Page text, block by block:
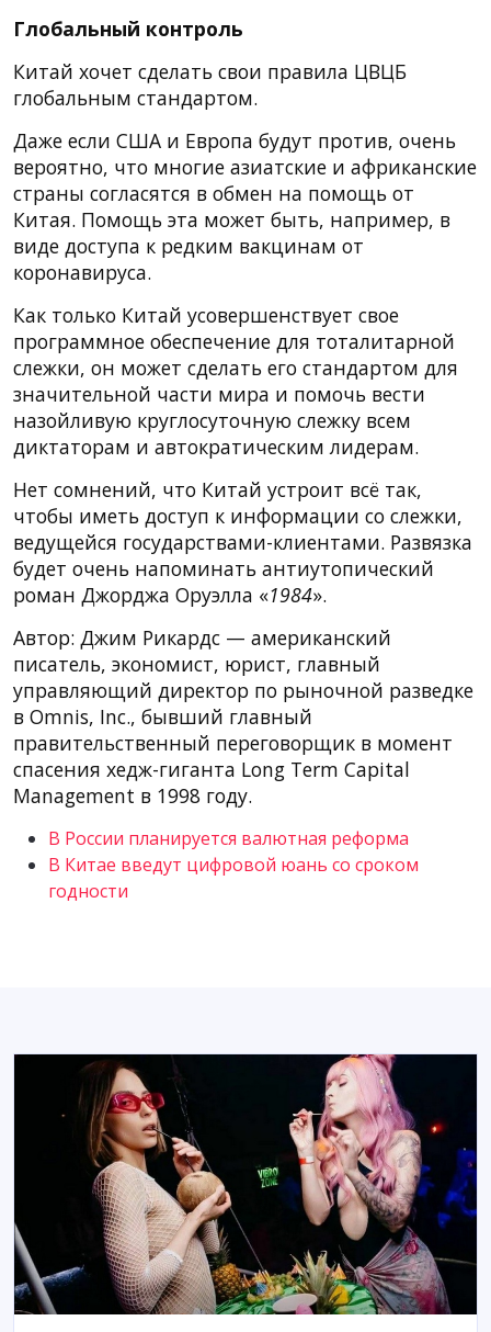
Глобальный контроль
Китай хочет сделать свои правила ЦВЦБ
глобальным стандартом.
Даже если США и Европа будут против, очень
вероятно, что многие азиатские и африканские
страны согласятся в обмен на помощь от
Китая. Помощь эта может быть, например, в
виде доступа к редким вакцинам от
коронавируса.
Как только Китай усовершенствует свое
программное обеспечение для тоталитарной
слежки, он может сделать его стандартом для
значительной части мира и помочь вести
назойливую круглосуточную слежку всем
диктаторам и автократическим лидерам.
Нет сомнений, что Китай устроит всё так,
чтобы иметь доступ к информации со слежки,
ведущейся государствами-клиентами. Развязка
будет очень напоминать антиутопический
роман Джорджа Оруэлла «1984».
Автор: Джим Рикардс — американский
писатель, экономист, юрист, главный
управляющий директор по рыночной разведке
в Omnis, Inc., бывший главный
правительственный переговорщик в момент
спасения хедж-гиганта Long Term Capital
Management в 1998 году.
В России планируется валютная реформа
В Китае введут цифровой юань со сроком
годности